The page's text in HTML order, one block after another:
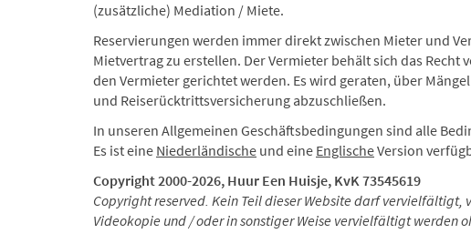
(zusätzliche) Mediation / Miete.
Reservierungen werden immer direkt zwischen Mieter und
Mietvertrag zu erstellen. Der Vermieter behält sich das
den Vermieter gerichtet werden. Es wird geraten, über
und Reiserücktrittsversicherung abzuschließen.
In unseren Allgemeinen Geschäftsbedingungen sind alle
Es ist eine Niederländische und eine EnglischeVersion
Copyright 2000-2026, Huur Een Huisje, KvK 73545619
Copyright reserved. Kein Teil dieser Website darf
Videokopie und / oder in sonstiger Weise vervielfältigt werden